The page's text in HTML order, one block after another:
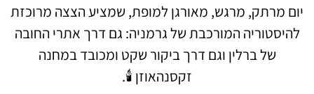
יום מרתק, מרגש, מאורגן למופת, שמציע הצצה מרוכזת
להיסטוריה המורכבת של גרמניה: גם דרך אתרי החובה
של ברלין וגם דרך ביקור שקט ומכובד במחנה
זקסנהאוזן 🕯️.